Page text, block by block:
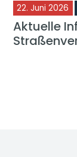
22. Juni 2026
Aktuelle